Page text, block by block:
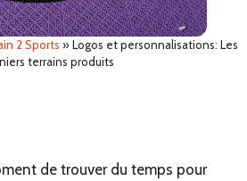
2 Sports »Logos et personnalisations: Les
terrains produits
de trouver du temps pour